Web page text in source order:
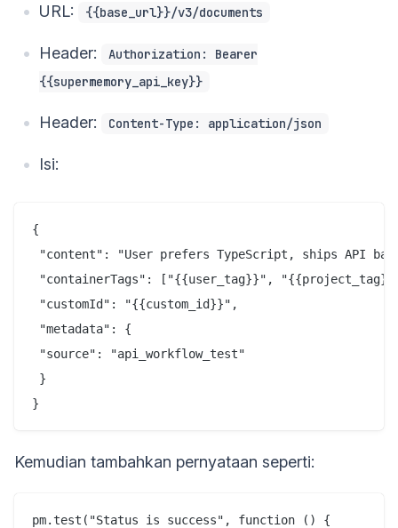
URL: {{base_url}}/v3/documents
Header:
Authorization: Bearer
{{supermemory_api_key}}
Header: Content-Type: application/json
Isi:
{
"content": "User prefers TypeScript, ships API
"containerTags": ["{{user_tag}}",
"customId": "{{custom_id}}",
"metadata": {
"source": "api_workflow_test"
}
Kemudian tambahkan pernyataan seperti:
pm.test("Status is success", function () {